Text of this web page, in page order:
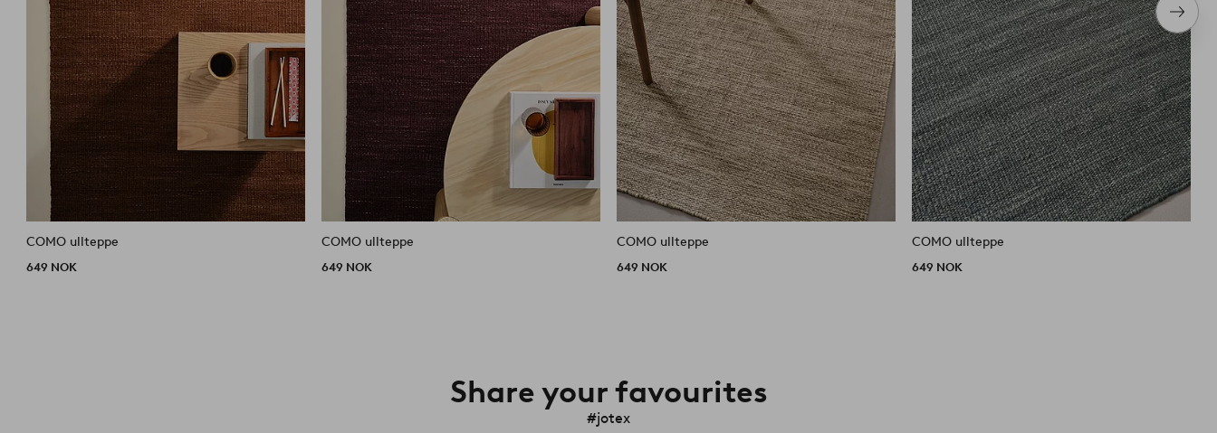
COMO ullteppe
649 NOK
COMO ullteppe
649 NOK
COMO ullteppe
649 NOK
COMO ullteppe
649 NOK
Neste
Share your favourites
#jotex